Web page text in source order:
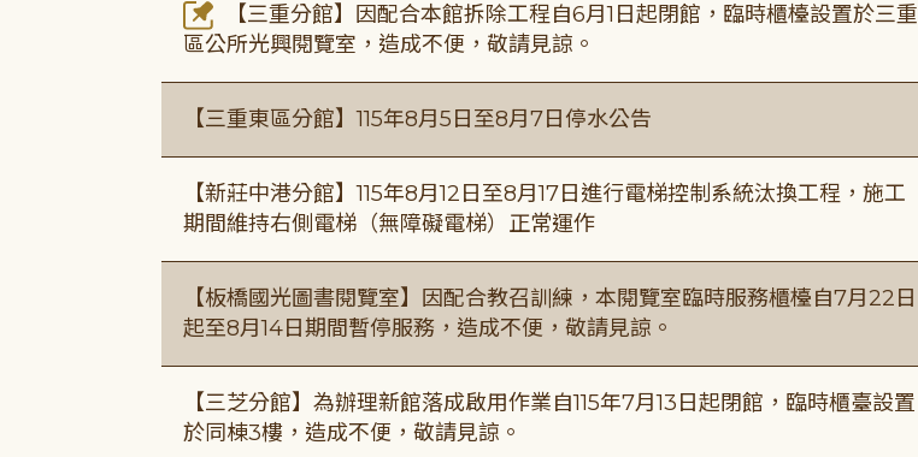
【三重分館】因配合本館拆除工程自6月1日起閉館，臨時櫃檯設置於三重
區公所光興閱覽室，造成不便，敬請見諒。
【三重東區分館】115年8月5日至8月7日停水公告
【新莊中港分館】115年8月12日至8月17日進行電梯控制系統汰換工程，施工
期間維持右側電梯（無障礙電梯）正常運作
【板橋國光圖書閱覽室】因配合教召訓練，本閱覽室臨時服務櫃檯自7月22日
起至8月14日期間暫停服務，造成不便，敬請見諒。
【三芝分館】為辦理新館落成啟用作業自115年7月13日起閉館，臨時櫃臺設置
於同棟3樓，造成不便，敬請見諒。